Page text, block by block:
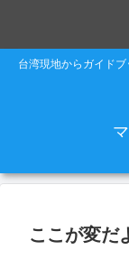
台湾現地からガイド
ここが変だ